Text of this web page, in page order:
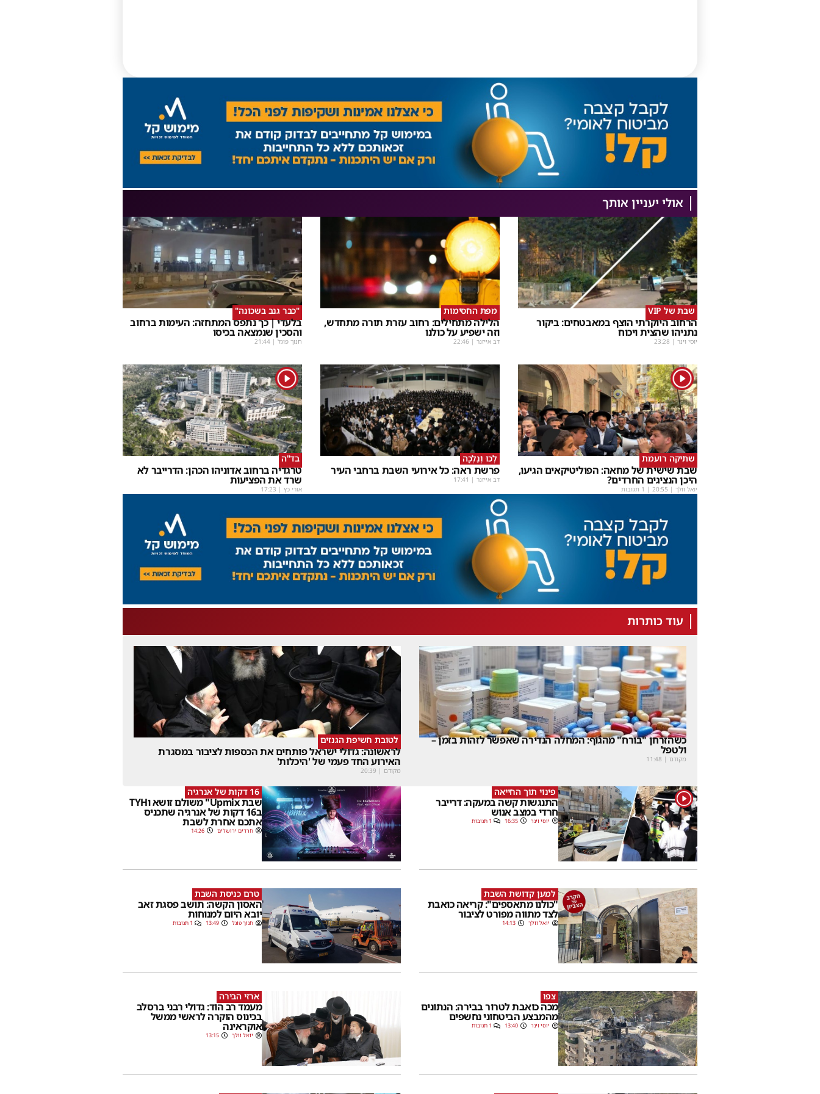
אולי יעניין אותך
שבת של VIP
הרחוב היוקרתי הוצף במאבטחים: ביקור
נתניהו שהצית ויכוח
יוסי וינר |
23:28
מפת החסימות
הלילה מתחילים: רחוב עזרת תורה מתחדש,
וזה ישפיע על כולנו
דב אייזנר |
22:46
"כבר גנב בשכונה"
בלעדי | כך נתפס המתחזה: העימות ברחוב
והסכין שנמצאה בכיסו
חנוך פוגל |
21:44
1
שתיקה רועמת
שבת שישית של מחאה: הפוליטיקאים הגיעו,
היכן הנציגים החרדים?
יואל וולך |
20:55 | 1 תגובות
לְכוּ וְנֵלְכָה
פרשת ראה: כל אירועי השבת ברחבי העיר
דב אייזנר |
17:41
1
בד"ה
טרגדיה ברחוב אדוניהו הכהן: הדרייבר לא
שרד את הפציעות
אורי כץ |
17:23
עוד כותרות
כשהזרחן "בורח" מהגוף: המחלה הנדירה שאפשר לזהות בזמן –
ולטפל
מקודם |
11:48
לטובת חשיפת הגנזים
לראשונה: גדולי ישראל פותחים את הכספות לציבור במסגרת
האירוע החד פעמי של 'היכלות'
מקודם |
20:39
1 פינוי תוך החייאה
התנגשות קשה במעקה: דרייבר
חרדי במצב אנוש
יוסי וינר 16:35 1 תגובות
16 דקות של אנרגיה
שבת Upmix" משולם זושא וTYH
ב16 דקות של אנרגיה שתכניס
אתכם אחרת לשבת
חרדים ירושלים 14:26
למען קדושת השבת
"כולנו מתאספים": קריאה כואבת
לצד מתווה מפורט לציבור
יואל וולך 14:13
טרם כניסת השבת
האסון הקשה: תושב פסגת זאב
יובא היום למנוחות
חנוך פוגל 13:49 1 תגובות
צפו
מכה כואבת לטרור בבירה: הנתונים
מהמבצע הביטחוני נחשפים
יוסי וינר 13:40 1 תגובות
ארזי הבירה
מעמד רב הוד: גדולי רבני ברסלב
בכינוס הוקרה לראשי ממשל
אוקראינה
יואל וולך 13:15